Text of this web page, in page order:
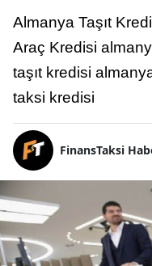
Almanya Taşıt
Araç Kredisi
taşıt kredisi
taksi kredisi
FinansTaksi